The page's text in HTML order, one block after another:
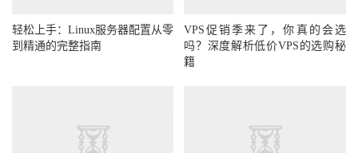
轻松上手：Linux服务器配置从零
到精通的完整指南
VPS促销季来了，你真的会选
吗？深度解析低价VPS的选购秘
籍